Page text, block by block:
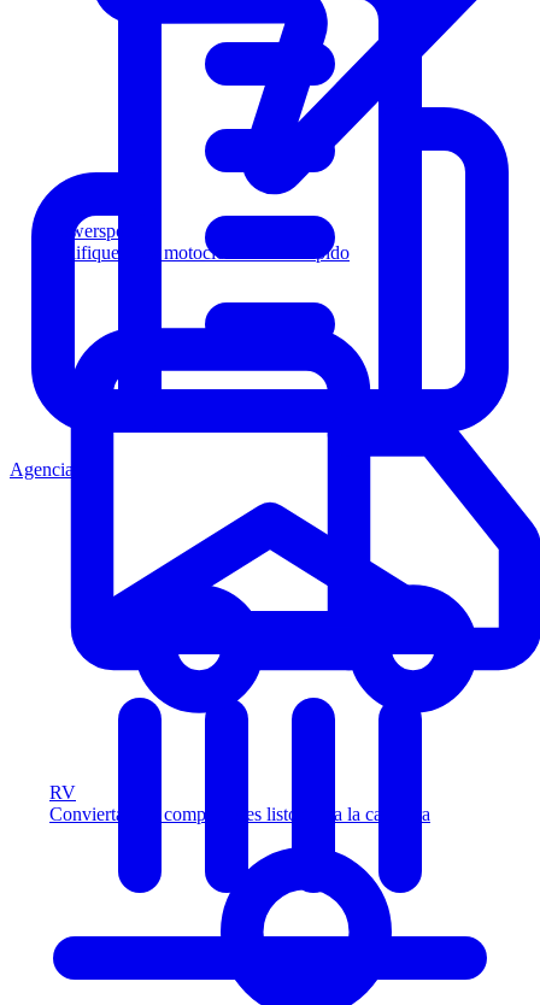
Powersports
Califique a los motociclistas más rápido
RV
Convierta más compradores listos para la carretera
Agencia